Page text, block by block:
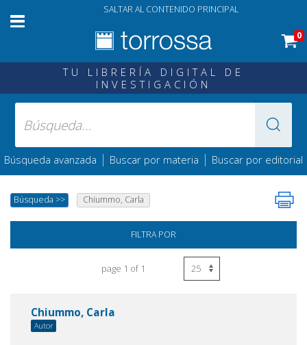
SALTAR AL CONTENIDO PRINCIPAL
0
TU LIBRERÍA DIGITAL DE
INVESTIGACIÓN
Búsqueda avanzada | Buscar por materia | Buscar por editorial
Búsqueda >> Chiummo, Carla
FILTRA POR
page 1 of 1
Chiummo, Carla
Autor